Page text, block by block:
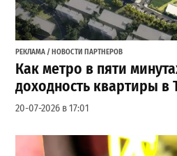
РЕКЛАМА / НОВОСТИ ПАРТНЕРОВ
Как метро в пяти
доходность квартиры в
20-07-2026 в 17:01